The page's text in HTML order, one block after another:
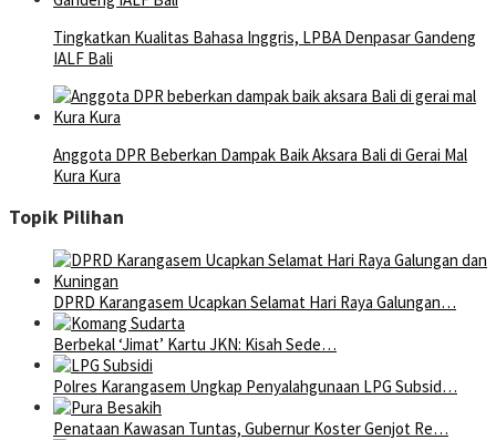
Tingkatkan Kualitas Bahasa Inggris, LPBA Denpasar Gandeng
IALF Bali
Anggota DPR Beberkan Dampak Baik Aksara Bali di Gerai Mal
Kura Kura
Topik Pilihan
DPRD Karangasem Ucapkan Selamat Hari Raya Galungan…
Berbekal ‘Jimat’ Kartu JKN: Kisah Sede…
Polres Karangasem Ungkap Penyalahgunaan LPG Subsid…
Penataan Kawasan Tuntas, Gubernur Koster Genjot Re…